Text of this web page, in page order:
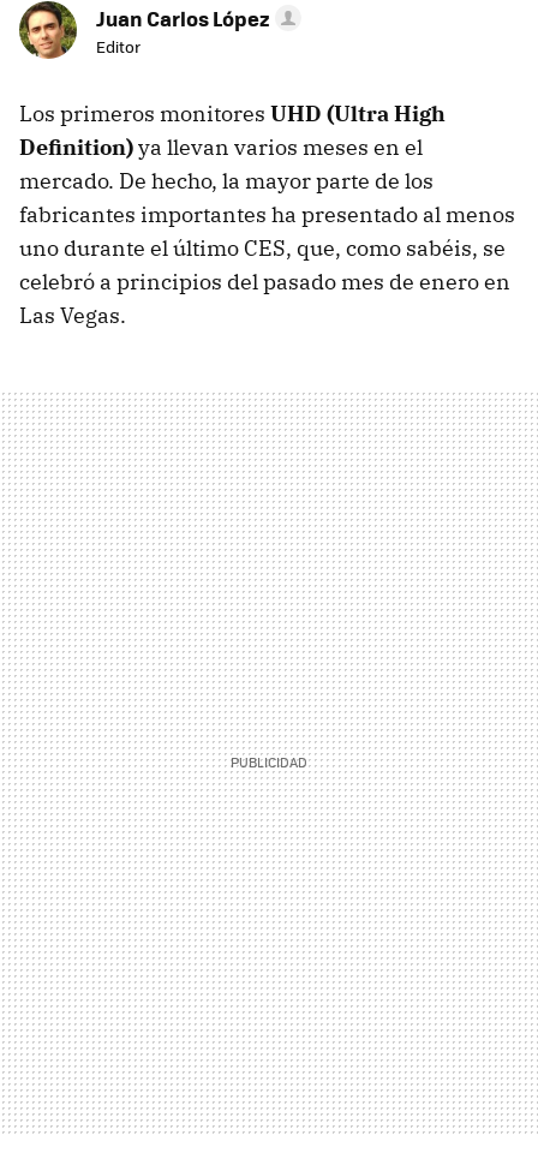
Juan Carlos López
Editor
Los primeros monitores UHD (Ultra High
Definition)ya llevan varios meses en el
mercado. De hecho, la mayor parte de los
fabricantes importantes ha presentado al menos
uno durante el último CES, que, como sabéis, se
celebró a principios del pasado mes de enero en
Las Vegas.